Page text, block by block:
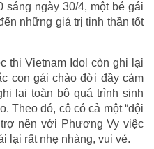
ngày 30/4, một bé gái
những giá trị tinh thần tốt
thi Vietnam Idol còn ghi lại
con gái chào đời đầy cảm
lại toàn bộ quá trình sinh
Theo đó, cô có cả một “đội
nên với Phương Vy việc
lại rất nhẹ nhàng, vui vẻ.